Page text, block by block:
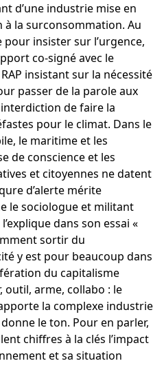
d’une industrie mise en
la surconsommation. Au
insister sur l’urgence,
co-signé avec le
insistant sur la nécessité
passer de la parole aux
de faire la
pour le climat. Dans le
le maritime et les
de conscience et les
et citoyennes ne datent
d’alerte mérite
le sociologue et militant
dans son essai «
sortir du
y est pour beaucoup dans
du capitalisme
outil, arme, collabo : le
la complexe industrie
le ton. Pour en parler,
chiffres à la clés l’impact
et sa situation